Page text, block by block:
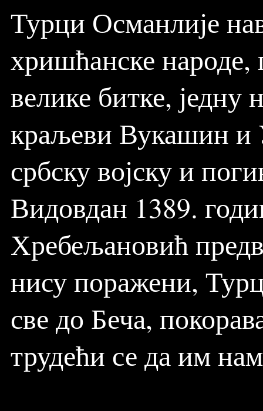
Турци Османлије
хришћанске народе,
велике битке,
краљеви Вукашин
србску војску и
Видовдан 1389.
Хребељановић
нису поражени,
све до Беча,
трудећи се да им